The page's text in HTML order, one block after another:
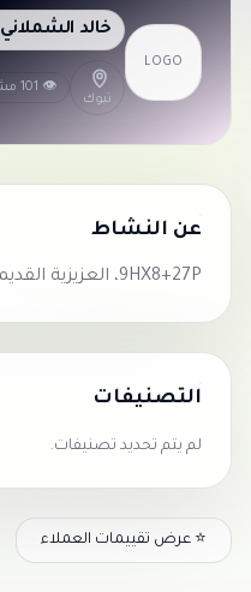
LOGO
خالد الشملاني
تبوك
👁 101 مشاهدة
عن النشاط
9HX8+27P، العزيزية القديمة، تبوك 47912
التصنيفات
لم يتم تحديد تصنيفات.
⭐ عرض تقييمات العملاء